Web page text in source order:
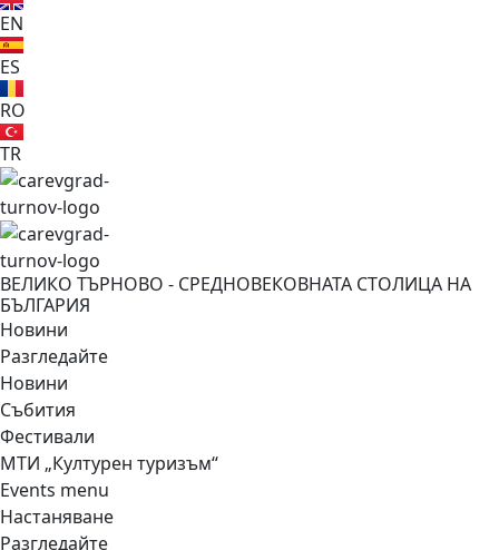
EN
ES
RO
TR
ВЕЛИКО ТЪРНОВО - СРЕДНОВЕКОВНАТА СТОЛИЦА НА
БЪЛГАРИЯ
Новини
Разгледайте
Новини
Събития
Фестивали
МТИ „Културен туризъм“
Events menu
Настаняване
Разгледайте